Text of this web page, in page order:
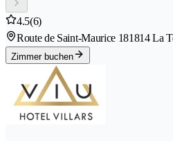
4.5(6)
Route de Saint-Maurice 181814 La
Zimmer buchen